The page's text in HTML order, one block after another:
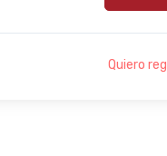
Quiero